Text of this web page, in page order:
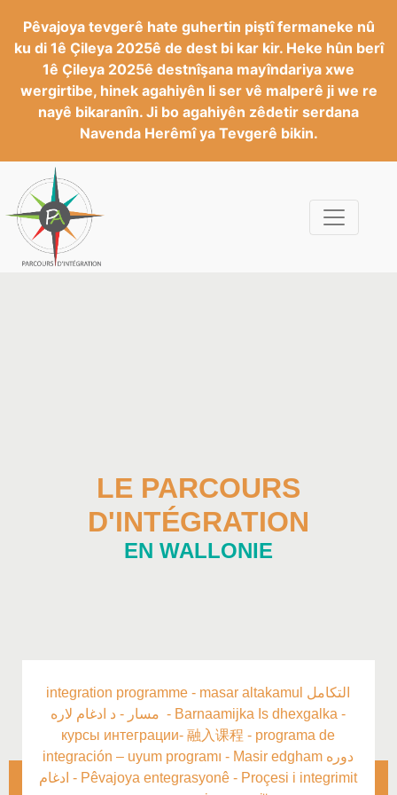
Pêvajoya tevgerê hate guhertin piştî fermaneke nû
ku di 1ê Çileya 2025ê de dest bi kar kir. Heke hûn berî
1ê Çileya 2025ê destnîşana mayîndariya xwe
wergirtibe, hinek agahiyên li ser vê malperê ji we re
nayê bikaranîn. Ji bo agahiyên zêdetir serdana
Navenda Herêmî ya Tevgerê bikin.
LE PARCOURS
D'INTÉGRATION
EN WALLONIE
integration programme - masar altakamul التكامل
مسار - د ادغام لاره - Barnaamijka Is dhexgalka -
курсы интеграции-融入课程- programa de
integración – uyum programı - Masir edgham دوره
ادغام - Pêvajoya entegrasyonê - Proçesi i integrimit